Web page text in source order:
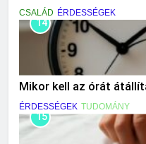
CSALÁD ÉRDESSÉGEK
14
Mikor kell az órát
ÉRDESSÉGEK TUDOMÁNY
15